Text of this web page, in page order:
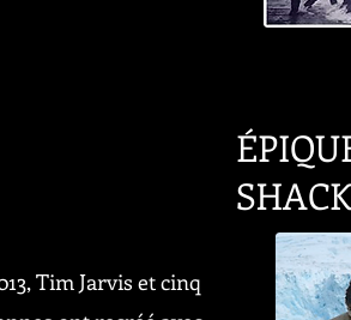
Tim Jarvis et cinq